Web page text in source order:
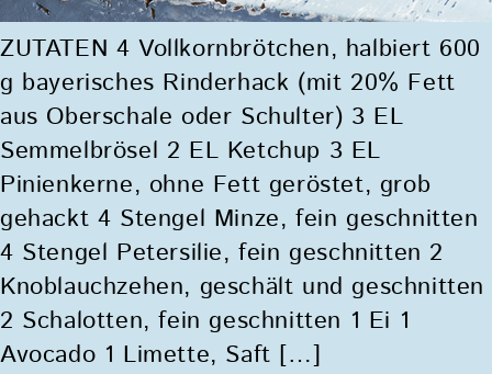
ZUTATEN 4 Vollkornbrötchen, halbiert 600
g bayerisches Rinderhack (mit 20% Fett
aus Oberschale oder Schulter) 3 EL
Semmelbrösel 2 EL Ketchup 3 EL
Pinienkerne, ohne Fett geröstet, grob
gehackt 4 Stengel Minze, fein geschnitten
4 Stengel Petersilie, fein geschnitten 2
Knoblauchzehen, geschält und geschnitten
2 Schalotten, fein geschnitten 1 Ei 1
Avocado 1 Limette, Saft […]